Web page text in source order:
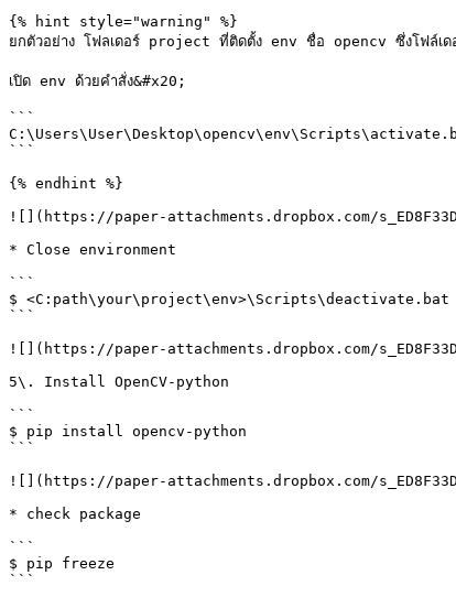
{% hint style="warning" %}
ยกตัวอย่าง โฟลเดอร์ project ที่ติดตั้ง env ชื่อ opencv ซึ่งโฟล์
เปิด env ด้วยคำสั่ง&#x20;
```
```
{% endhint %}
![](https://paper-attachments.dropbox.com/
* Close environment
```
$ <C:path\your\project\env>\Scripts\deactivate.bat
```
![](https://paper-attachments.dropbox.com/
5\. Install OpenCV-python
```
$ pip install opencv-python
```
![](https://paper-attachments.dropbox.com/
* check package
```
$ pip freeze
```